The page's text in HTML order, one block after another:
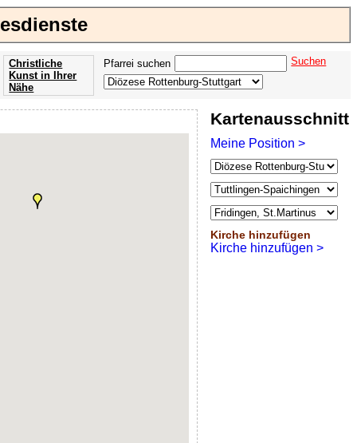
Pfarrei suchen Suchen
Christliche
Kunst in Ihrer
Nähe
Offenbarung
der Apokalypse
des Johannes
Kartenausschnitt
Meine Position >
Kirche hinzufügen
Kirche hinzufügen >